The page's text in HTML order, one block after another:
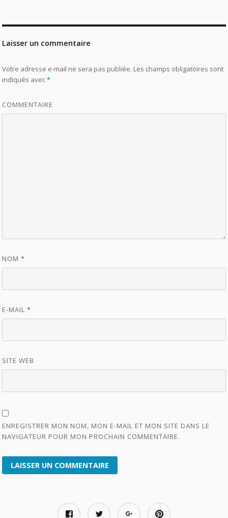
Laisser un commentaire
Votre adresse e-mail ne sera pas publiée. Les champs obligatoires sont
indiqués avec*
COMMENTAIRE
NOM*
E-MAIL*
SITE WEB
ENREGISTRER MON NOM, MON E-MAIL ET MON SITE DANS LE
NAVIGATEUR POUR MON PROCHAIN COMMENTAIRE.